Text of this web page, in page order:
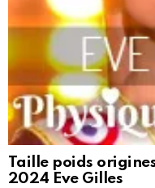
Taille poids
2024 Eve Gilles